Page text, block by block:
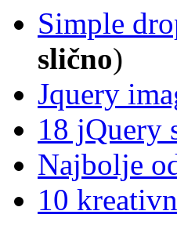
Simple
slično)
Jquery
18
Najbolje
10